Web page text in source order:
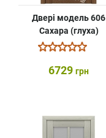
Двері модель 606
Cахара (глуха)
6729 грн